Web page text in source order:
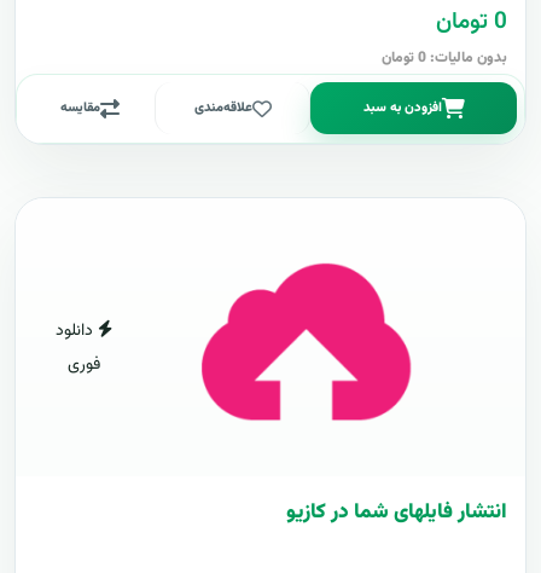
0 تومان
بدون مالیات: 0 تومان
افزودن به سبد علاقه‌مندی مقایسه
دانلود
فوری
انتشار فایلهای شما در کازیو